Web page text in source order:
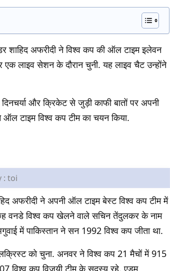
शाहिद अफरीदी ने विश्व कप की ऑल टाइम इलेवन
एक लाइव सेशन के दौरान चुनी. यह लाइव चैट उन्होंने
और क्रिकेट से जुड़ी काफी बातों पर अपनी
ऑल टाइम विश्व कप टीम का चयन किया.
: toi
अफरीदी ने अपनी ऑल टाइम बेस्ट विश्व कप टीम में
वनडे विश्व कप खेलने वाले सचिन तेंदुलकर के नाम
में पाकिस्तान ने सन 1992 विश्व कप जीता था.
को चुना. अनवर ने विश्व कप 21 मैचों में 915
विश्व कप विजयी टीम के सदस्य रहे. एडम